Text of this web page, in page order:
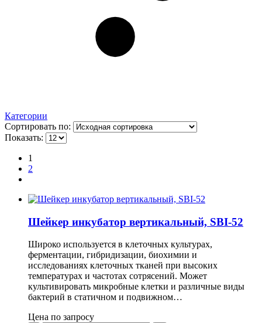
Категории
Сортировать по:
Показать:
1
2
Шейкер инкубатор вертикальный, SBI-52
Широко используется в клеточных культурах,
ферментации, гибридизации, биохимии и
исследованиях клеточных тканей при высоких
температурах и частотах сотрясений. Может
культивировать микробные клетки и различные виды
бактерий в статичном и подвижном…
Цена по запросу